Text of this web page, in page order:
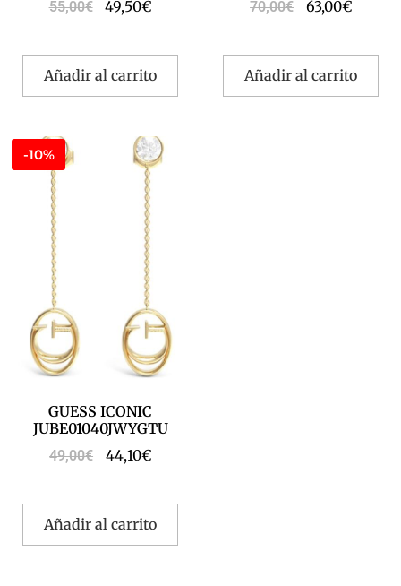
55,00€ 49,50€
Añadir al carrito
70,00€ 63,00€
Añadir al carrito
-10%
GUESS ICONIC
JUBE01040JWYGTU
49,00€ 44,10€
Añadir al carrito